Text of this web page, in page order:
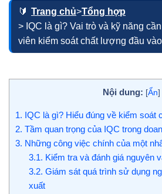
Trang chủ>Tổng hợp
> IQC là gì? Vai trò và kỹ năng
viên kiểm soát chất lượng đầu vào
Nội dung: [Ẩn]
1. IQC là gì? Hiểu đúng về kiểm soát
2. Tầm quan trọng của IQC trong
3. Những công việc chính của một
3.1. Kiểm tra và đánh giá nguyên
3.2. Giám sát quá trình sử dụng
xuất